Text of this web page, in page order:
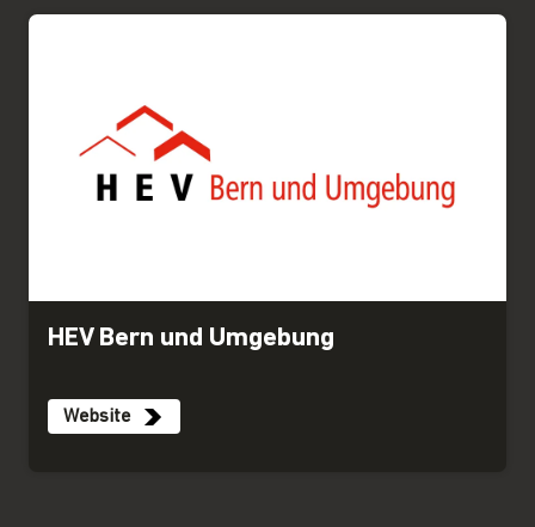
HEV Bern und Umgebung
Website